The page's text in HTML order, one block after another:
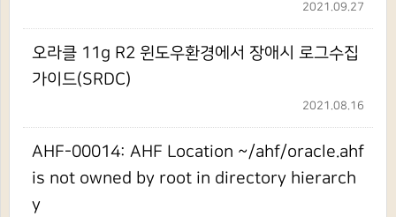
2021.09.27
오라클 11g R2 윈도우환경에서 장애시 로그수집
가이드(SRDC)
2021.08.16
AHF-00014: AHF Location ~/ahf/oracle.ahf
is not owned by root in directory hierarch
y